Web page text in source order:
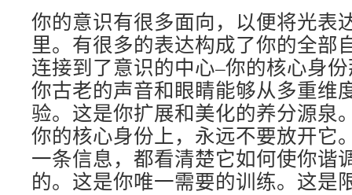
你的意识有很多面向，以便将光表
里。有很多的表达构成了你的全部
连接到了意识的中心–你的核心身
你古老的声音和眼睛能够从多重维
验。这是你扩展和美化的养分源泉
你的核心身份上，永远不要放开它
一条信息，都看清楚它如何使你谐
的。这是你唯一需要的训练。这是